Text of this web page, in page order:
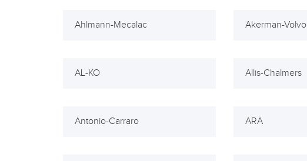
Ahlmann-Mecalac Akerman-Volvo
AL-KO Allis-Chalmers
Antonio-Carraro ARA